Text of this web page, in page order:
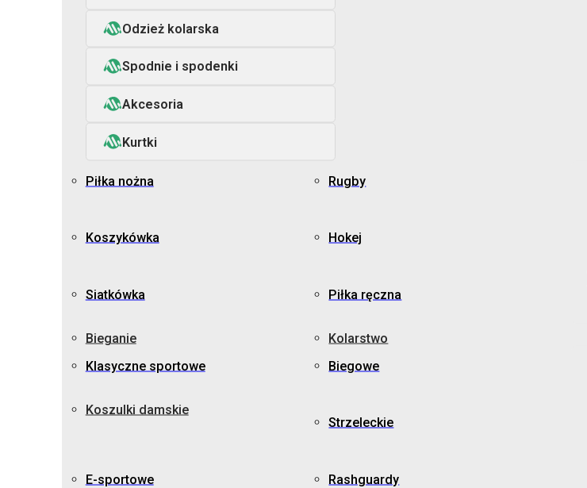
Odzież kolarska
Spodnie i spodenki
Akcesoria
Kurtki
Piłka nożna Rugby
Koszykówka Hokej
Siatkówka Piłka ręczna
Bieganie Kolarstwo
Klasyczne sportowe Biegowe
Koszulki damskie
Strzeleckie
E-sportowe Rashguardy